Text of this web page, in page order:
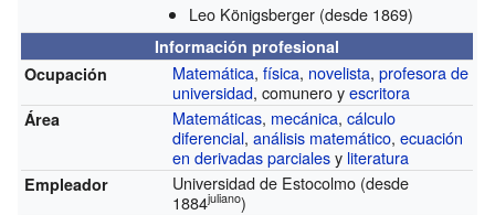
Leo Königsberger (desde 1869)
Información profesional
Ocupación
Matemática,física, novelista,profesora de
universidad, comunero yescritora
Área Matemáticas, mecánica,cálculo
diferencial,análisis matemático,ecuación
en derivadas parcialesy literatura
Empleador Universidad de Estocolmo (desde
1884juliano)